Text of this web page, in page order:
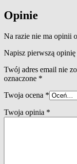
Opinie
Na razie nie ma opinii
Napisz pierwszą
Twój adres email nie
oznaczone *
Twoja ocena *
Twoja opinia *